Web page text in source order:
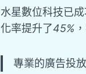
水星數位科技已
化率提升了45%
專業的廣告投